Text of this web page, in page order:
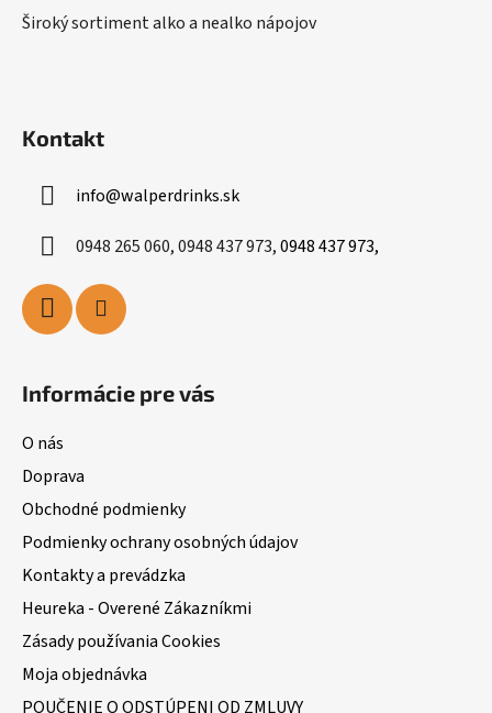
Široký sortiment alko a nealko nápojov
Kontakt
info@walperdrinks.sk
0948 265 060, 0948 437 973,0948 437 973,
Informácie pre vás
O nás
Doprava
Obchodné podmienky
Podmienky ochrany osobných údajov
Kontakty a prevádzka
Heureka - Overené Zákazníkmi
Zásady používania Cookies
Moja objednávka
POUČENIE O ODSTÚPENI OD ZMLUVY